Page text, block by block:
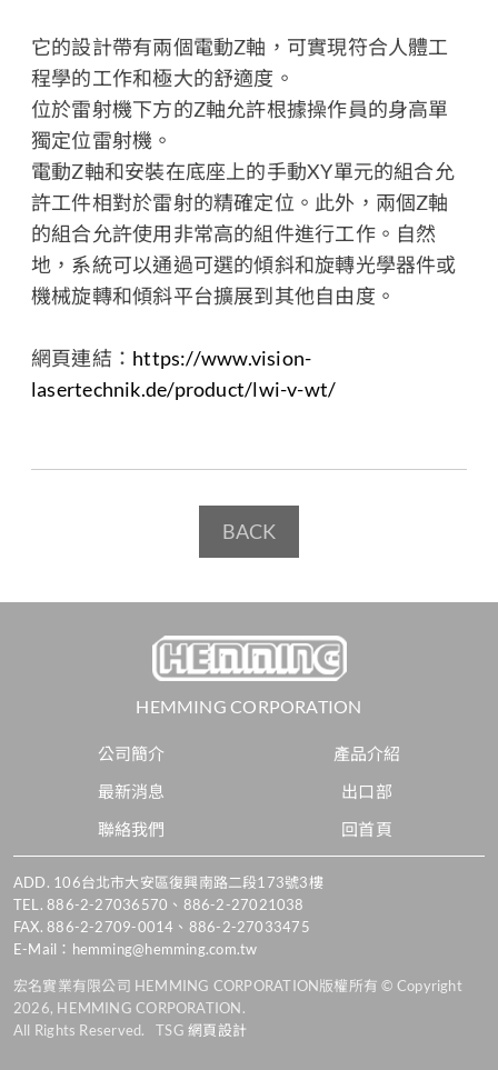
它的設計帶有兩個電動Z軸，可實現符合人體工
程學的工作和極大的舒適度。
位於雷射機下方的Z軸允許根據操作員的身高單
獨定位雷射機。
電動Z軸和安裝在底座上的手動XY單元的組合允
許工件相對於雷射的精確定位。此外，兩個Z軸
的組合允許使用非常高的組件進行工作。自然
地，系統可以通過可選的傾斜和旋轉光學器件或
機械旋轉和傾斜平台擴展到其他自由度。
網頁連結： https://www.vision-
lasertechnik.de/product/lwi-v-wt/
BACK
HEMMING CORPORATION
公司簡介
產品介紹
最新消息
出口部
聯絡我們
回首頁
ADD. 106台北市大安區復興南路二段173號3樓
TEL.886-2-27036570 、 886-2-27021038
FAX. 886-2-2709-0014、886-2-27033475
E-Mail： hemming@hemming.com.tw
宏名實業有限公司 HEMMING CORPORATION版權所有 © Copyright
2026, HEMMING CORPORATION.
All Rights Reserved. TSG網頁設計